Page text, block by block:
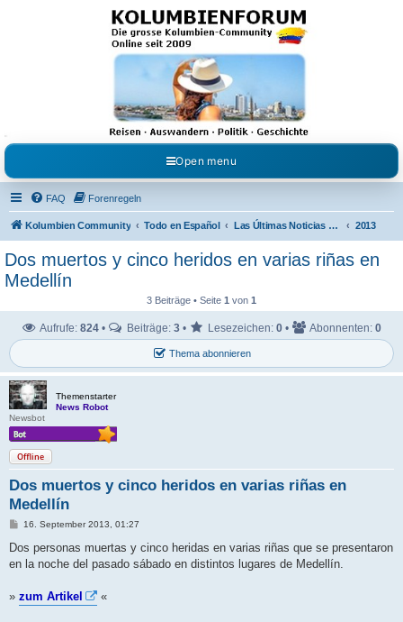
Kolumbienforum - Das
grosse Forum der
Freunde Kolumbiens
Reisen, Auswandern, Kultur, Politik, Geschichte und Visum in Kolumbien und Venezuela.
Austausch, Erfahrungen und Gemeinschaft im Kolumbienforum
Open menu
FAQ Forenregeln
Kolumbien Community Todo en Español Las Últimas Noticias en Español 2013
Dos muertos y cinco heridos en varias riñas en
Medellín
3 Beiträge • Seite 1 von 1
Thema abonnieren
Aufrufe: 824 • Beiträge: 3 • Lesezeichen: 0 • Abonnenten: 0
Themenstarter
News Robot
Newsbot
Offline
Dos muertos y cinco heridos en varias riñas en
Medellín
B
i
r
16. September 2013, 01:27
Dos personas muertas y cinco heridas en varias riñas que se presentaron
en la noche del pasado sábado en distintos lugares de Medellín.
» zum Artikel «